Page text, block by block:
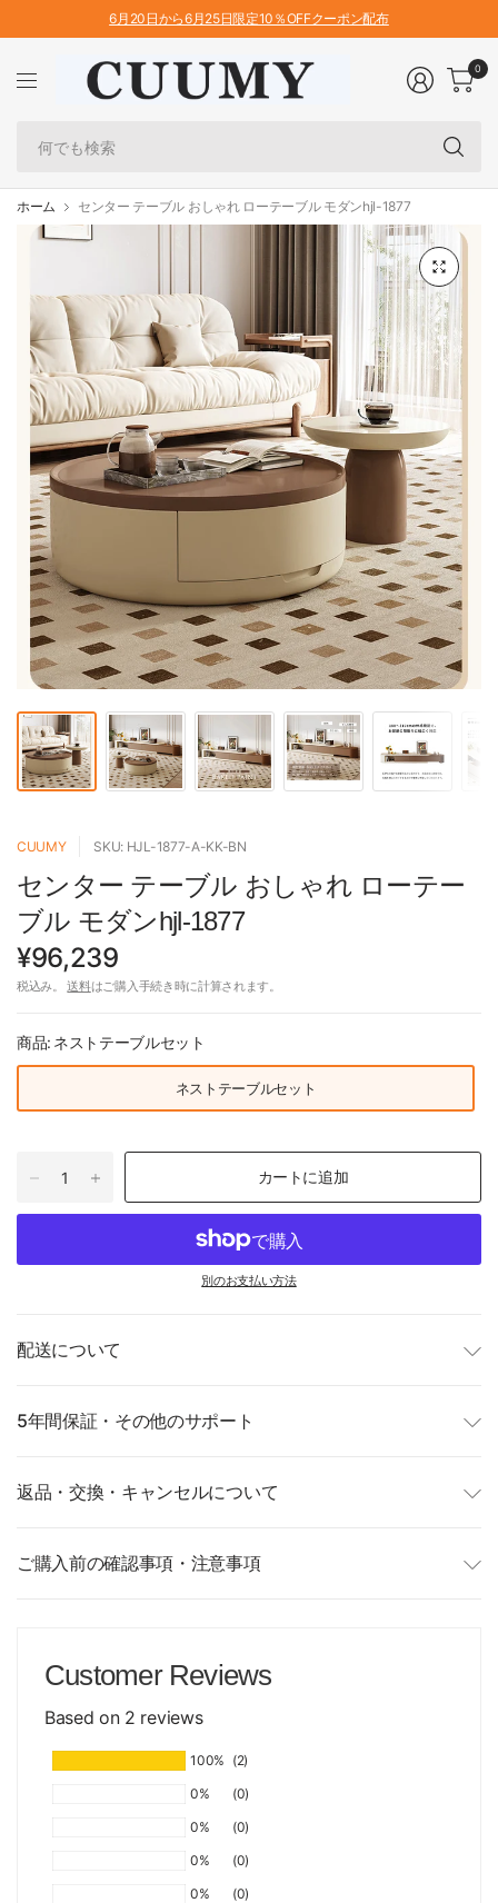
6月20日から6月25日限定10％OFFクーポン配布
0
ホーム センター テーブル おしゃれ ローテーブル モダンhjl-1877
CUUMY SKU: HJL-1877-A-KK-BN
センター テーブル おしゃれ ローテー
ブル モダンhjl-1877
¥96,239
税込み。送料はご購入手続き時に計算されます。
商品: ネストテーブルセット
ネストテーブルセット
カートに追加
別のお支払い方法
配送について
5年間保証・その他のサポート
返品・交換・キャンセルについて
ご購入前の確認事項・注意事項
Customer Reviews
Based on 2 reviews
100% (2)
0%
(0)
0%
(0)
0%
(0)
0%
(0)